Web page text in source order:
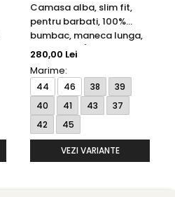
Camasa alba, slim fit,
pentru barbati, 100%
bumbac, maneca lunga,
model 1100/00 F182
280,00 Lei
Marime:
44 46 38
39
40
41 43
37
42
45
VEZI VARIANTE